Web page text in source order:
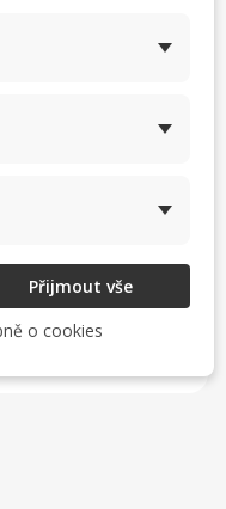
Přijmout vše
o cookies